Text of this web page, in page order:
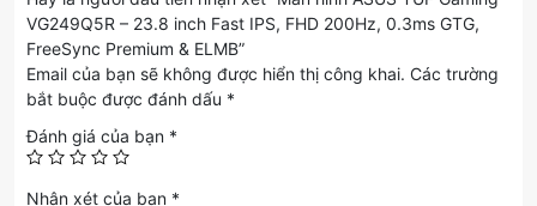
Fast IPS & Độ Phủ Màu 100% sRGB
ASUS TUF Gaming VG249Q5R được trang bị
tấm nền Fast
IPS 23.8 inch với độ phân giải Full HD (1920×1080)
nền Fast IPS là công nghệ tiên tiến, kết hợp ưu điểm của IPS
truyền thống (góc nhìn rộng, màu sắc chuẩn xác) với tốc độ
phản hồi cực nhanh, vốn thường thấy ở các tấm nền TN. Nhờ
vậy, bạn sẽ có được hình ảnh sống động, màu sắc chân thực
VG249Q5R – 23.8 inch Fast IPS, FHD 200Hz, 0.3ms GTG,
FreeSync Premium & ELMB”
Email của bạn sẽ không được hiển thị công khai. Các trường
bắt buộc được đánh dấu *
Đánh giá của bạn *
Nhận xét của bạn *